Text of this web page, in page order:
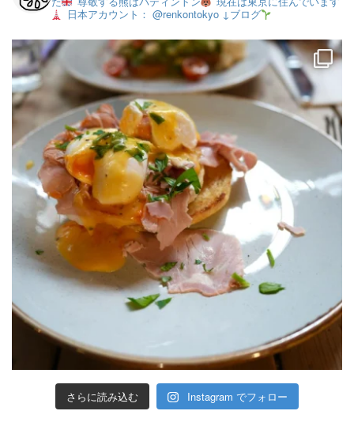
日本アカウント： @renkontokyo ↓ブログ
さらに読み込む Instagram でフォロー